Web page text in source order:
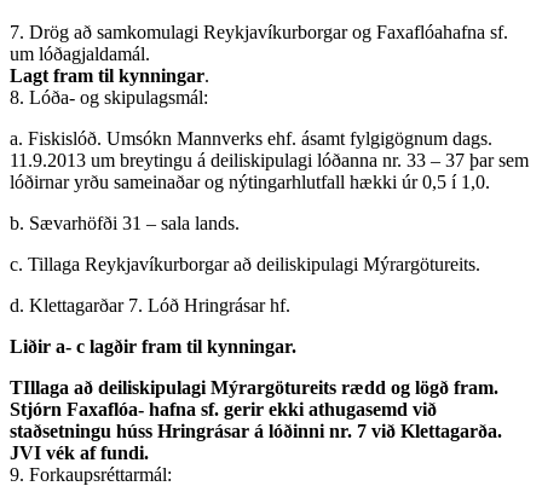
7. Drög að samkomulagi Reykjavíkurborgar og Faxaflóahafna sf.
um lóðagjaldamál.
Lagt fram til kynningar.
8. Lóða- og skipulagsmál:
a. Fiskislóð. Umsókn Mannverks ehf. ásamt fylgigögnum dags.
11.9.2013 um breytingu á deiliskipulagi lóðanna nr. 33 – 37 þar sem
lóðirnar yrðu sameinaðar og nýtingarhlutfall hækki úr 0,5 í 1,0.
b. Sævarhöfði 31 – sala lands.
c. Tillaga Reykjavíkurborgar að deiliskipulagi Mýrargötureits.
d. Klettagarðar 7. Lóð Hringrásar hf.
Liðir a- c lagðir fram til kynningar.
TIllaga að deiliskipulagi Mýrargötureits rædd og lögð fram.
Stjórn Faxaflóa- hafna sf. gerir ekki athugasemd við
staðsetningu húss Hringrásar á lóðinni nr. 7 við Klettagarða.
JVI vék af fundi.
9. Forkaupsréttarmál: